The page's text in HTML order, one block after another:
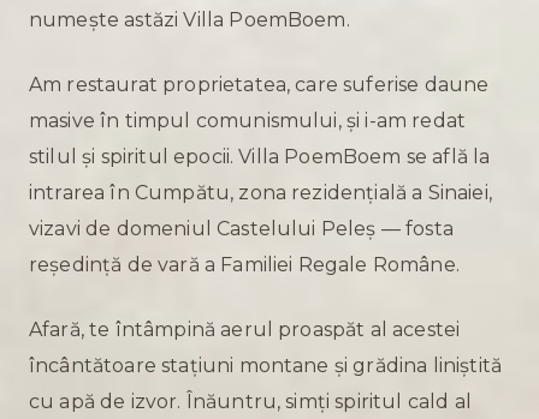
numește astăzi Villa PoemBoem.
Am restaurat proprietatea, care suferise daune
masive în timpul comunismului, și i-am redat
stilul și spiritul epocii. Villa PoemBoem se află la
intrarea în Cumpătu, zona rezidențială a Sinaiei,
vizavi de domeniul Castelului Peleș — fosta
reședință de vară a Familiei Regale Române.
Afară, te întâmpină aerul proaspăt al acestei
încântătoare stațiuni montane și grădina liniștită
cu apă de izvor. Înăuntru, simți spiritul cald al